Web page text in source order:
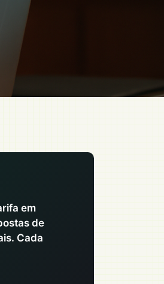
em
de
Cada